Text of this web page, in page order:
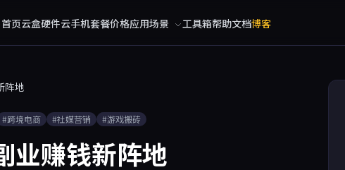
首页云盒硬件云手机套餐价格应用场景 工具箱帮助文档博客
阵地
#跨境电商 #社媒营销 #游戏搬砖
业赚钱新阵地